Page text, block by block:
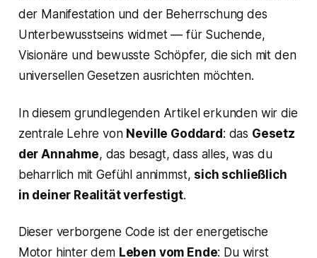
der Manifestation und der Beherrschung des
Unterbewusstseins widmet — für Suchende,
Visionäre und bewusste Schöpfer, die sich mit den
universellen Gesetzen ausrichten möchten.
In diesem grundlegenden Artikel erkunden wir die
zentrale Lehre von Neville Goddard: das Gesetz
der Annahme, das besagt, dass alles, was du
beharrlich mit Gefühl annimmst, sich schließlich
in deiner Realität verfestigt.
Dieser verborgene Code ist der energetische
Motor hinter dem Leben vom Ende: Du wirst